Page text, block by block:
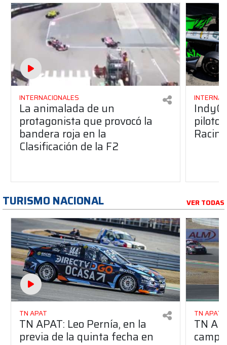
INTERNACIONALES
La animalada de un
protagonista que provocó la
bandera roja en la
Clasificación de la F2
TURISMO NACIONAL VER TODAS
TN APAT
TN APAT: Leo Pernía, en la
previa de la quinta fecha en
TN APAT
TN